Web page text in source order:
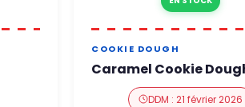
COOKIE DOUGH
Caramel Cookie
DDM : 21 février 2026